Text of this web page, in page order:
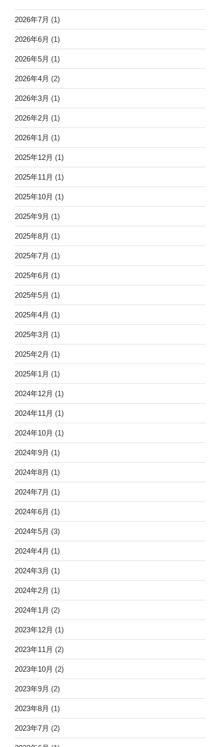
2026年7月 (1)
2026年6月 (1)
2026年5月 (1)
2026年4月 (2)
2026年3月 (1)
2026年2月 (1)
2026年1月 (1)
2025年12月 (1)
2025年11月 (1)
2025年10月 (1)
2025年9月 (1)
2025年8月 (1)
2025年7月 (1)
2025年6月 (1)
2025年5月 (1)
2025年4月 (1)
2025年3月 (1)
2025年2月 (1)
2025年1月 (1)
2024年12月 (1)
2024年11月 (1)
2024年10月 (1)
2024年9月 (1)
2024年8月 (1)
2024年7月 (1)
2024年6月 (1)
2024年5月 (3)
2024年4月 (1)
2024年3月 (1)
2024年2月 (1)
2024年1月 (2)
2023年12月 (1)
2023年11月 (2)
2023年10月 (2)
2023年9月 (2)
2023年8月 (1)
2023年7月 (2)